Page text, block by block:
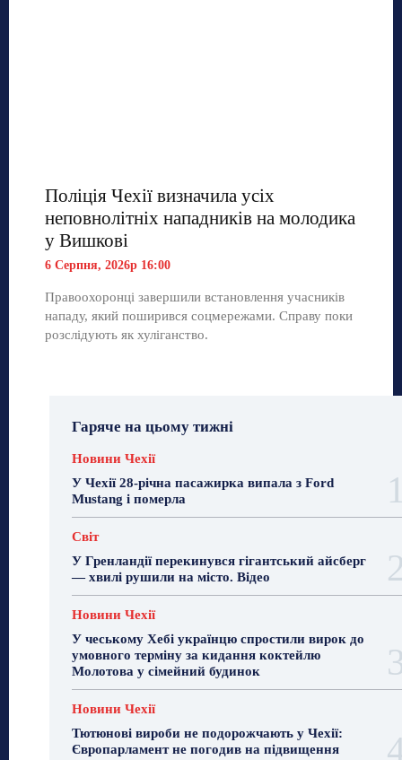
Поліція Чехії визначила усіх
неповнолітніх нападників на молодика
у Вишкові
6 Серпня, 2026р 16:00
Правоохоронці завершили встановлення учасників
нападу, який поширився соцмережами. Справу поки
розслідують як хуліганство.
Гаряче на цьому тижні
Новини Чехії
У Чехії 28-річна пасажирка випала з Ford
Mustang і померла
Світ
У Гренландії перекинувся гігантський айсберг
— хвилі рушили на місто. Відео
Новини Чехії
У чеському Хебі українцю спростили вирок до
умовного терміну за кидання коктейлю
Молотова у сімейний будинок
Новини Чехії
Тютюнові вироби не подорожчають у Чехії:
Європарламент не погодив на підвищення